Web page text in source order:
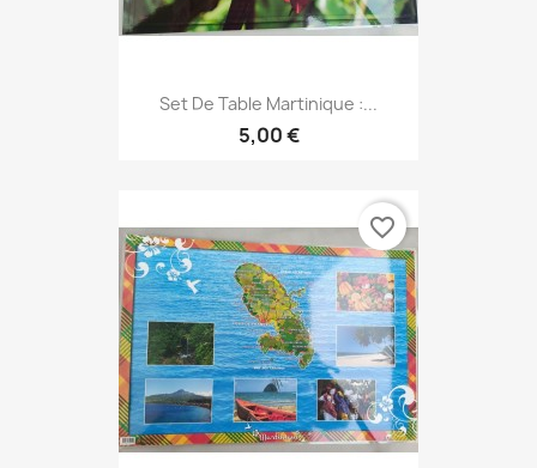
Set De Table Martinique :...
5,00 €
favorite_border